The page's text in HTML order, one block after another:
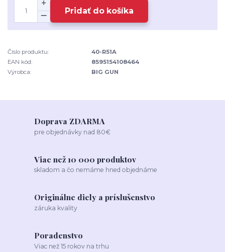
Pridať do košíka
Číslo produktu:
40-R51A
EAN kód:
8595154108464
Výrobca:
BIG GUN
Doprava ZDARMA
pre objednávky nad 80€
Viac než 10 000 produktov
skladom a čo nemáme hned objednáme
Originálne diely a príslušenstvo
záruka kvality
Poradenstvo
Viac než 15 rokov na trhu